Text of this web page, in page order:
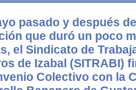
pasado y después
que duró un poco
el Sindicato de
de Izabal (SITRABI)
Colectivo con la